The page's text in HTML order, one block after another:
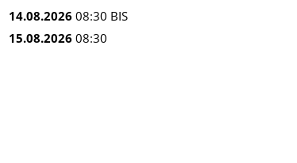
14.08.2026 08:30 BIS
15.08.2026 08:30